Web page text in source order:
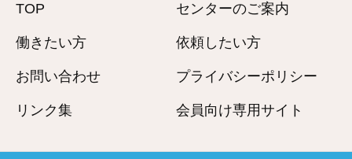
TOP センターのご案内
働きたい方 依頼したい方
お問い合わせ プライバシーポリシー
リンク集 会員向け専用サイト